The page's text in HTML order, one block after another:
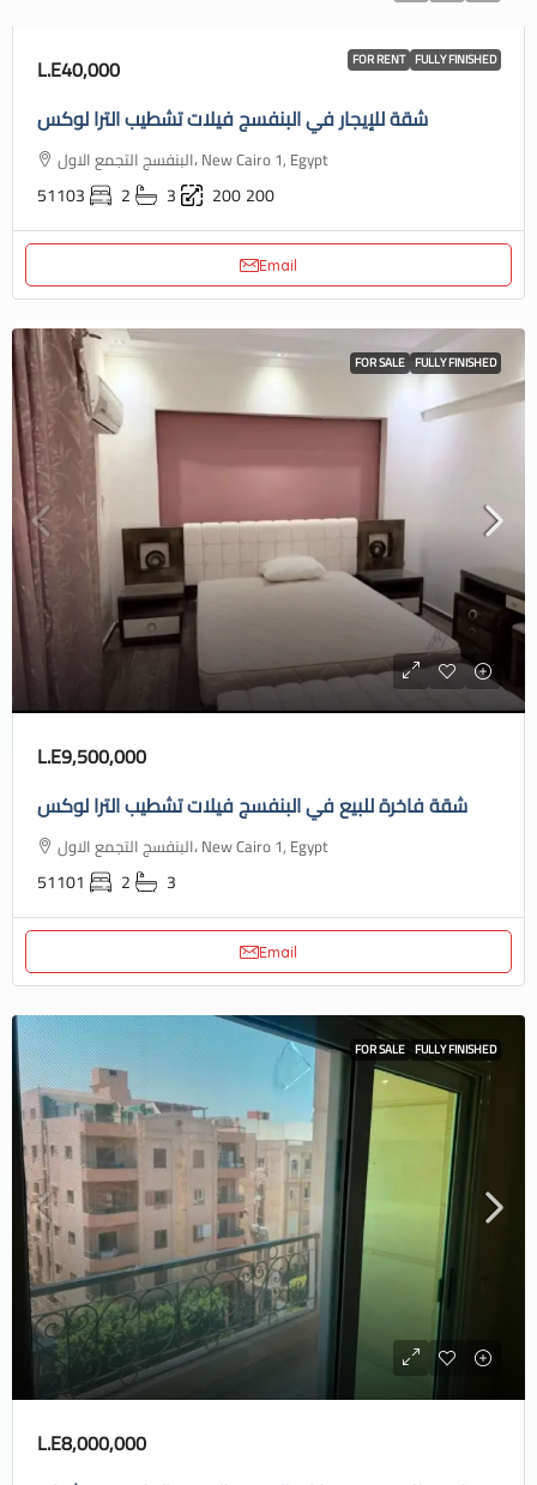
FOR RENT FULLY FINISHED
L.E40,000
شقة للإيجار في البنفسج فيلات تشطيب الترا لوكس
البنفسج التجمع الاول، New Cairo 1, Egypt
51103 2 3 200200
Email
FOR SALE FULLY FINISHED
L.E9,500,000
شقة فاخرة للبيع في البنفسج فيلات تشطيب الترا لوكس
البنفسج التجمع الاول، New Cairo 1, Egypt
51101 2 3
Email
FOR SALE FULLY FINISHED
L.E8,000,000